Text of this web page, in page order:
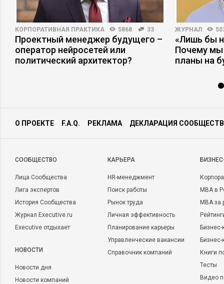
КОРПОРАТИВНАЯ ПРАКТИКА 5868 33
Проектный менеджер будущего –
оператор нейросетей или
политический архитектор?
ЖУРНАЛ
«Лишь бы
Почему мы
планы на
О ПРОЕКТЕ F.A.Q. РЕКЛАМА ДЕКЛАРАЦИЯ
CООБЩЕСТВО
Лица Сообщества
Лига экспертов
История Сообщества
Журнал Executive.ru
Executive отдыхает
НОВОСТИ
Новости дня
Новости компаний
КАРЬЕРА
HR-менеджмент
Поиск работы
Рынок труда
Личная эффективность
Планирование карьеры
Управленческие вакансии
Справочник компаний
MBA в
MBA
Бизнес-
Книги
Тесты
Видео